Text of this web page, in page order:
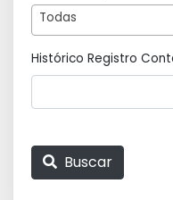
Todas
Histórico Registro
Buscar